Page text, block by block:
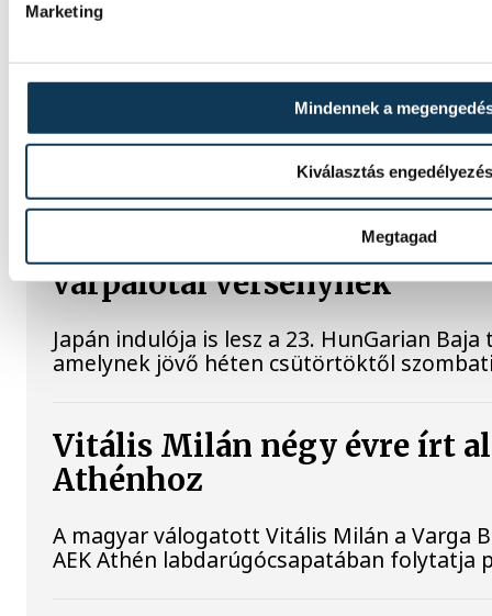
Marketing
Mindennek a
Kiválasztás
Megtagad
Női kézilabda ifjúsági vb: a
kikapott Dániától a
A magyar női ifjúsági kézilabda-
a romániai korosztályos világbajnokság
HunGarian Baja: japán
várpalotai versenynek
Japán indulója is lesz a 23. HunGarian
amelynek jövő héten csütörtöktől
Vitális Milán négy évre írt
Athénhoz
A magyar válogatott Vitális Milán a Varga
AEK Athén labdarúgócsapatában folytatja